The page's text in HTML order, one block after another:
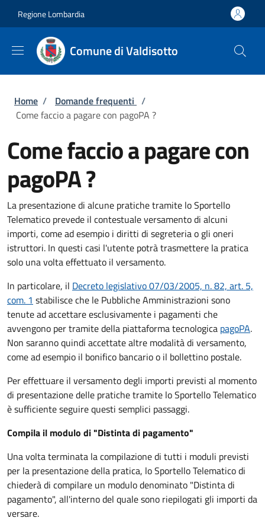
Regione Lombardia
Comune di Valdisotto
Briciole di pane
Home / Domande frequenti /
Come faccio a pagare con pagoPA ?
Come faccio a pagare con
pagoPA ?
La presentazione di alcune pratiche tramite lo Sportello
Telematico prevede il contestuale versamento di alcuni
importi, come ad esempio i diritti di segreteria o gli oneri
istruttori. In questi casi l'utente potrà trasmettere la pratica
solo una volta effettuato il versamento.
In particolare, il Decreto legislativo 07/03/2005, n. 82, art. 5,
com. 1 stabilisce che le Pubbliche Amministrazioni sono
tenute ad accettare esclusivamente i pagamenti che
avvengono per tramite della piattaforma tecnologica pagoPA.
Non saranno quindi accettate altre modalità di versamento,
come ad esempio il bonifico bancario o il bollettino postale.
Per effettuare il versamento degli importi previsti al momento
di presentazione delle pratiche tramite lo Sportello Telematico
è sufficiente seguire questi semplici passaggi.
Compila il modulo di "Distinta di pagamento"
Una volta terminata la compilazione di tutti i moduli previsti
per la presentazione della pratica, lo Sportello Telematico di
chiederà di compilare un modulo denominato "Distinta di
pagamento", all'interno del quale sono riepilogati gli importi da
versare.